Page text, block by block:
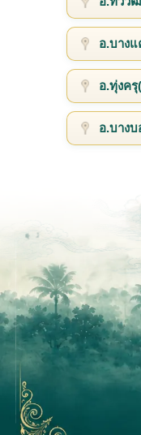
อ.บางแ
อ.ทุ่งครุ(
อ.บาง